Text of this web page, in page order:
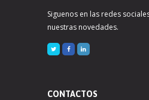
Siguenos en las redes
nuestras novedades.
CONTACTOS